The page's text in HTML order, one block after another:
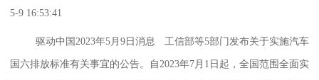
5-9 16:53:41
驱动中国2023年5月9日消息 工信部等5部门发布关于实施汽车
国六排放标准有关事宜的公告。自2023年7月1日起，全国范围全面实